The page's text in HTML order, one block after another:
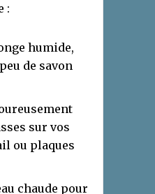
:
humide,
de savon
sur vos
ou plaques
chaude pour